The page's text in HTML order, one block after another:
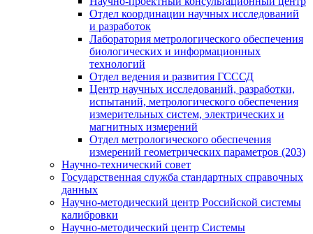
Отдел координации научных исследований
и разработок
Лаборатория метрологического обеспечения
биологических и информационных
технологий
Отдел ведения и развития ГСССД
Центр научных исследований, разработки,
испытаний, метрологического обеспечения
измерительных систем, электрических и
магнитных измерений
Отдел метрологического обеспечения
измерений геометрических параметров (203)
Научно-технический совет
Государственная служба стандартных справочных
данных
Научно-методический центр Российской системы
калибровки
Научно-методический центр Системы